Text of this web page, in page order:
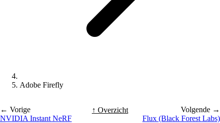
Adobe Firefly
← Vorige
NVIDIA Instant NeRF
↑ Overzicht
Volgende →
Flux (Black Forest Labs)